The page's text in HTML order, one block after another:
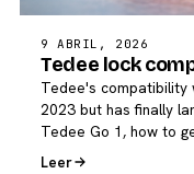
9 ABRIL, 2026
Tedee lock
Tedee's compatibility
2023 but has finally
Tedee Go 1, how to
Leer